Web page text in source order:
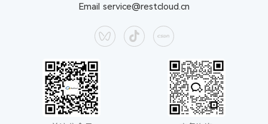
Email service@restcloud.cn